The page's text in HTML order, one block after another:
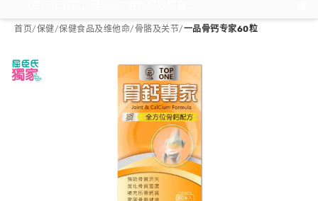
首页/保健/保健食品及维他命/ 骨骼及关节/一品骨钙专家60粒